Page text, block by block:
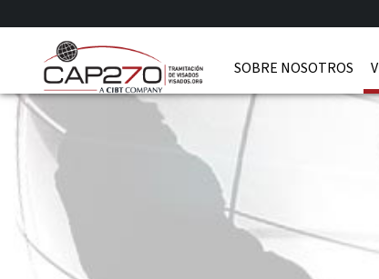
SOBRE NOSOTROS